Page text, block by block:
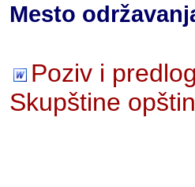
Mesto
Poziv i
Skupštine